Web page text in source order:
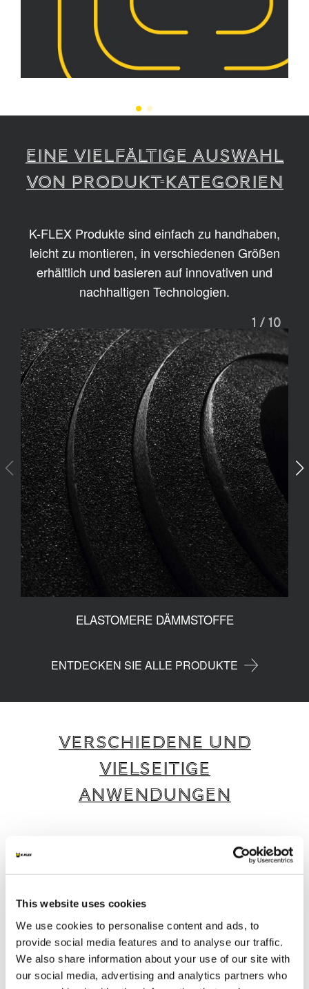
This website uses cookies
We use cookies to personalise content and ads, to
provide social media features and to analyse our traffic.
We also share information about your use of our site with
our social media, advertising and analytics partners who
EINE VIELFÄLTIGE AUSWAHL
VON PRODUKT-KATEGORIEN
K-FLEX Produkte sind einfach zu handhaben,
leicht zu montieren, in verschiedenen Größen
erhältlich und basieren auf innovativen und
nachhaltigen Technologien.
ELASTOMERE DÄMMSTOFFE
1 / 10
ENTDECKEN SIE ALLE PRODUKTE
VERSCHIEDENE UND
VIELSEITIGE
ANWENDUNGEN
K-FLEX bietet eine breite Palette intelligenter
und nachhaltiger Produkte und Dienstleistungen,
Branchen geeignet sind.
/4